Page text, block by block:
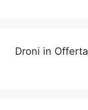
Droni in Offerta